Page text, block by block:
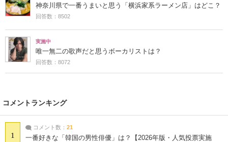
神奈川県で一番うまいと思う「横浜家系ラーメン店」はどこ？
回答数：8502
実施中
唯一無二の歌声だと思うボーカリストは？
回答数：8072
コメントランキング
1
コメント数： 21
一番好きな「韓国の男性俳優」は？【2026年版・人気投票実施